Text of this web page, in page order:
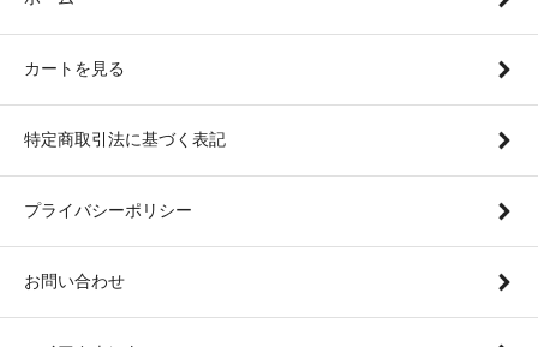
カートを見る
特定商取引法に基づく表記
プライバシーポリシー
お問い合わせ